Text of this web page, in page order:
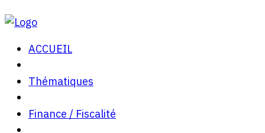
ACCUEIL
Thématiques
Finance / Fiscalité